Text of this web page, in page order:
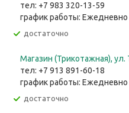
тел: +7 983 320-13-59
график работы: Ежедневно
Достаточно
Магазин (Трикотажная), ул.
тел: +7 913 891-60-18
график работы: Ежедневно
Достаточно